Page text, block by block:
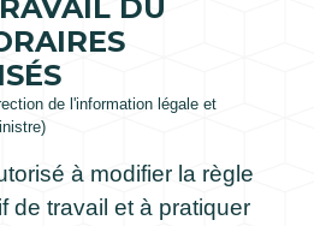
DU
de l'information légale et
à modifier la règle
de travail et à pratiquer